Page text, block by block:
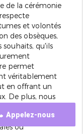
de la cérémonie
et volontés
des obsèques,
qu'ils
permet
véritablement
en offrant un
De plus, nous
pour que
personnalisée et
ou
Appelez-nous